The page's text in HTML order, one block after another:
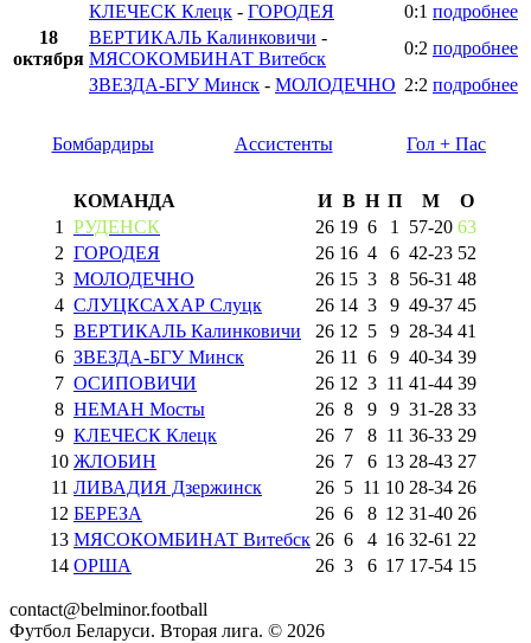
КЛЕЧЕСК Клецк - ГОРОДЕЯ 0:1 подробнее
18
октября
ВЕРТИКАЛЬ Калинковичи -
МЯСОКОМБИНАТ Витебск
0:2 подробнее
ЗВЕЗДА-БГУ Минск - МОЛОДЕЧНО 2:2 подробнее
Бомбардиры Ассистенты Гол + Пас
КОМАНДА И В Н П М
О
1
РУДЕНСК 26 19 6 1 57-20 63
2 ГОРОДЕЯ 26 16 4 6 42-23 52
3 МОЛОДЕЧНО 26 15 3 8 56-31 48
4 СЛУЦКСАХАР Слуцк 26 14 3 9 49-37 45
5 ВЕРТИКАЛЬ Калинковичи 26 12 5 9 28-34 41
6 ЗВЕЗДА-БГУ Минск 26 11 6 9 40-34 39
7 ОСИПОВИЧИ 26 12 3 11 41-44 39
8 НЕМАН Мосты 26 8 9 9 31-28 33
9 КЛЕЧЕСК Клецк 26 7 8 11 36-33 29
10 ЖЛОБИН 26 7 6 13 28-43 27
11 ЛИВАДИЯ Дзержинск 26 5 11 10 28-34 26
12 БЕРЕЗА 26 6 8 12 31-40 26
13 МЯСОКОМБИНАТ Витебск 26 6 4 16 32-61 22
14 ОРША 26 3 6 17 17-54 15
contact@belminor.football
Футбол Беларуси. Вторая лига. © 2026